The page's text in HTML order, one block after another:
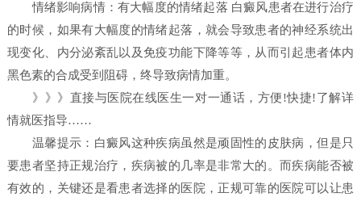
情绪影响病情：有大幅度的情绪起落 白癜风患者在进行治疗
的时候，如果有大幅度的情绪起落，就会导致患者的神经系统出
现变化、内分泌紊乱以及免疫功能下降等等，从而引起患者体内
黑色素的合成受到阻碍，终导致病情加重。
》》》直接与医院在线医生一对一通话，方便!快捷!了解详
情就医指导……
温馨提示：白癜风这种疾病虽然是顽固性的皮肤病，但是只
要患者坚持正规治疗，疾病被的几率是非常大的。而疾病能否被
有效的，关键还是看患者选择的医院，正规可靠的医院可以让患